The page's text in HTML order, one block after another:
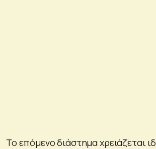
Το επόμενο διάστημα χρειάζεται